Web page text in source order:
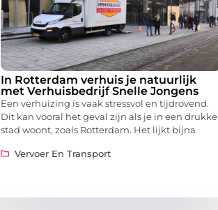
In Rotterdam verhuis je natuurlijk
met Verhuisbedrijf Snelle Jongens
Een verhuizing is vaak stressvol en tijdrovend.
Dit kan vooral het geval zijn als je in een drukke
stad woont, zoals Rotterdam. Het lijkt bijna
Vervoer En Transport